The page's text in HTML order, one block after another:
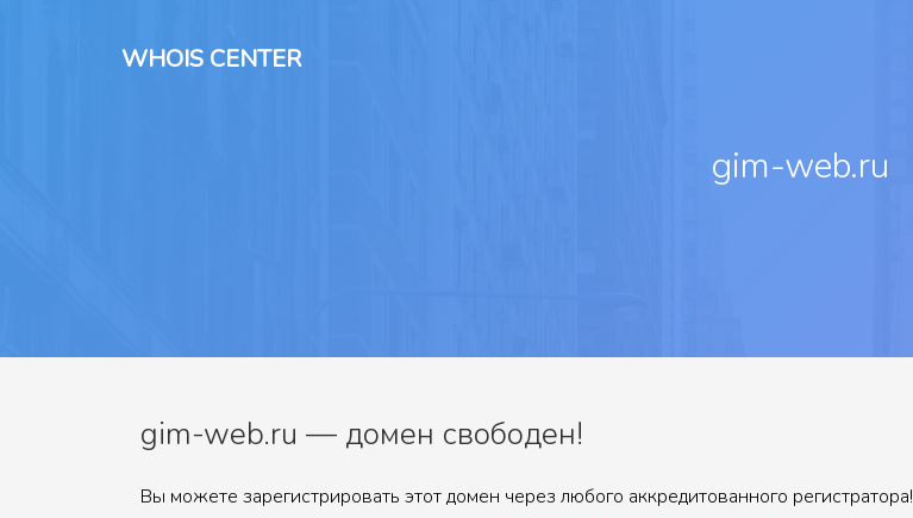
WHOIS CENTER
gim-web.ru
gim-web.ru — домен свободен!
Вы можете зарегистрировать этот домен через любого аккредитованного регистратора!